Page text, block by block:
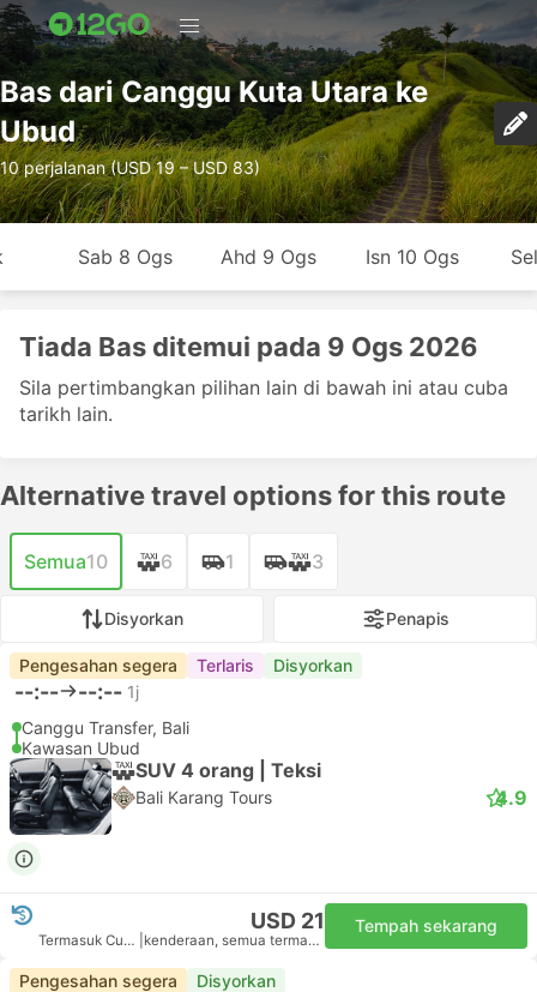
Bas dari Canggu Kuta Utara ke
Ubud
10 perjalanan (USD 19 – USD 83)
Sab 8 Ogs Ahd 9 Ogs Isn 10 Ogs
Tiada Bas ditemui pada 9 Ogs 2026
Sila pertimbangkan pilihan lain di bawah ini atau cuba
tarikh lain.
Alternative travel options for this route
Semua10 6 1 3
Disyorkan Penapis
Pengesahan segera Terlaris Disyorkan
--:-- --:-- 1j
Canggu Transfer, Bali
Kawasan Ubud
SUV 4 orang | Teksi
Bali Karang Tours 4.9
USD 21
Termasuk Cukai kenderaan, semua termasuk
Tempah sekarang
Pengesahan segera Disyorkan